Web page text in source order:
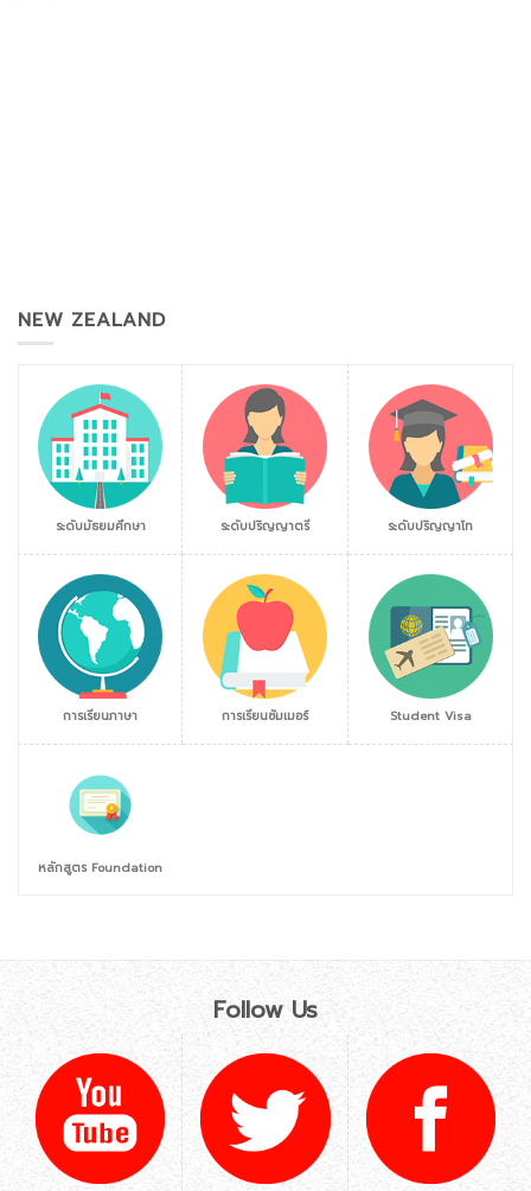
NEW ZEALAND
ระดับมัธยมศึกษา ระดับปริญญาตรี ระดับปริญญาโท
การเรียนภาษา การเรียนซัมเมอร์ Student Visa
หลักสูตร Foundation
Follow Us